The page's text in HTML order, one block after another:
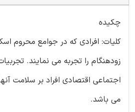
چکیده
کلیات: افرادی که در جوامع محروم
زودهنگام را تجربه می نمایند.
اجتماعی اقتصادی افراد بر سلامت
می باشد.